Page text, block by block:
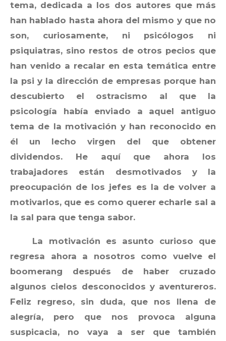
tema, dedicada a los dos autores que más
han hablado hasta ahora del mismo y que no
son, curiosamente, ni psicólogos ni
psiquiatras, sino restos de otros pecios que
han venido a recalar en esta temática entre
la psi y la dirección de empresas porque han
descubierto el ostracismo al que la
psicología había enviado a aquel antiguo
tema de la motivación y han reconocido en
él un lecho virgen del que obtener
dividendos. He aquí que ahora los
trabajadores están desmotivados y la
preocupación de los jefes es la de volver a
motivarlos, que es como querer echarle sal a
la sal para que tenga sabor.
La motivación es asunto curioso que
regresa ahora a nosotros como vuelve el
boomerang después de haber cruzado
algunos cielos desconocidos y aventureros.
Feliz regreso, sin duda, que nos llena de
alegría, pero que nos provoca alguna
suspicacia, no vaya a ser que también